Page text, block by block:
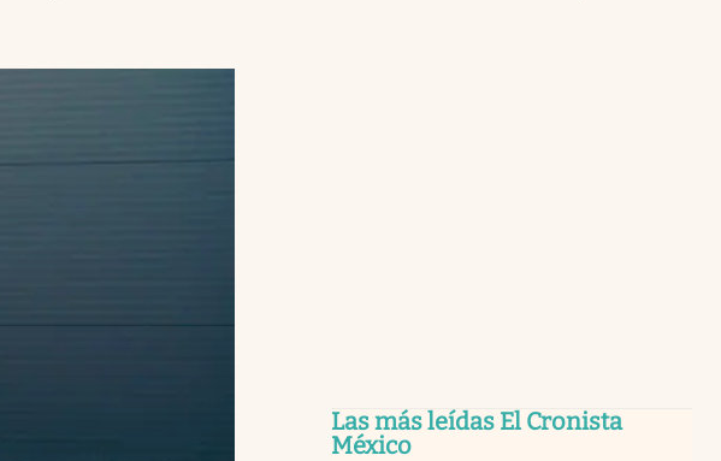
Las más leídas El Cronista
México